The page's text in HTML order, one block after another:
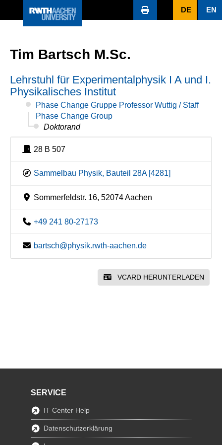
DE EN
Tim Bartsch M.Sc.
Lehrstuhl für Experimentalphysik I A und I.
Physikalisches Institut
Phase Change Gruppe Professor Wuttig / Staff
Phase Change Group
Doktorand
28 B 507
Sammelbau Physik, Bauteil 28A [4281]
Sommerfeldstr. 16, 52074 Aachen
+49 241 80-27173
bartsch@physik.rwth-aachen.de
VCARD HERUNTERLADEN
SERVICE
IT Center Help
Datenschutzerklärung